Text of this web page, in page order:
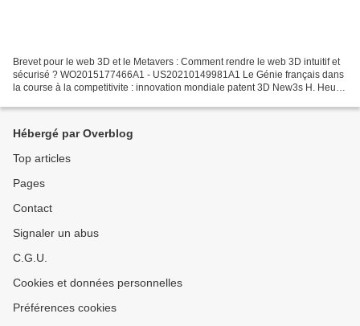
Brevet pour le web 3D et le Metavers : Comment rendre le web 3D intuitif et
sécurisé ? WO2015177466A1 - US20210149981A1 Le Génie français dans
la course à la competitivite : innovation mondiale patent 3D New3s H. Heully
Hébergé par Overblog
Top articles
Pages
Contact
Signaler un abus
C.G.U.
Cookies et données personnelles
Préférences cookies